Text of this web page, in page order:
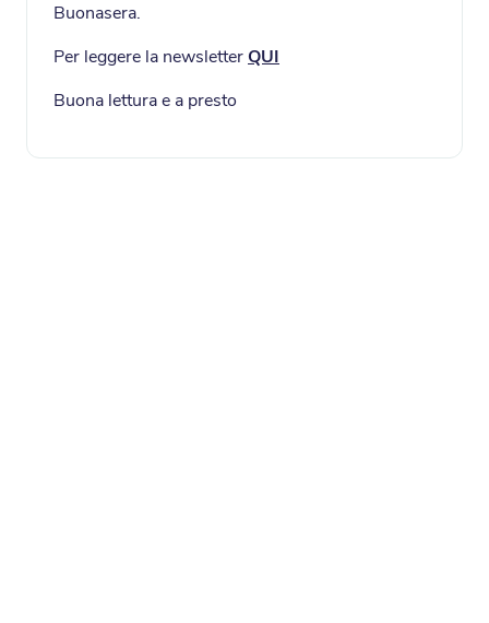
Buonasera.
Per leggere la newsletterQUI
Buona lettura e a presto